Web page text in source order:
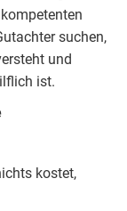
suchen,
und
ist.
kostet,